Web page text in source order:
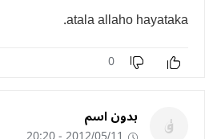
atala allaho hayataka.
0
بدون اسم